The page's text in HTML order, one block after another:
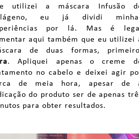
utilizei a máscara Infusão
eu já dividi
por lá. Mas é
aqui também que eu utilizei
de duas formas,
. Apliquei apenas o creme
no cabelo e deixei agir
de meia hora, apesar de
do produto ser de apenas
para obter resultados.